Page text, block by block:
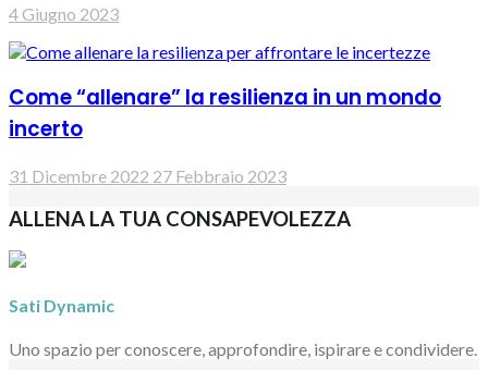
4 Giugno 2023
Come “allenare” la resilienza in un mondo
incerto
31 Dicembre 2022 27 Febbraio 2023
ALLENA LA TUA CONSAPEVOLEZZA
Sati Dynamic
Uno spazio per conoscere, approfondire, ispirare e condividere.